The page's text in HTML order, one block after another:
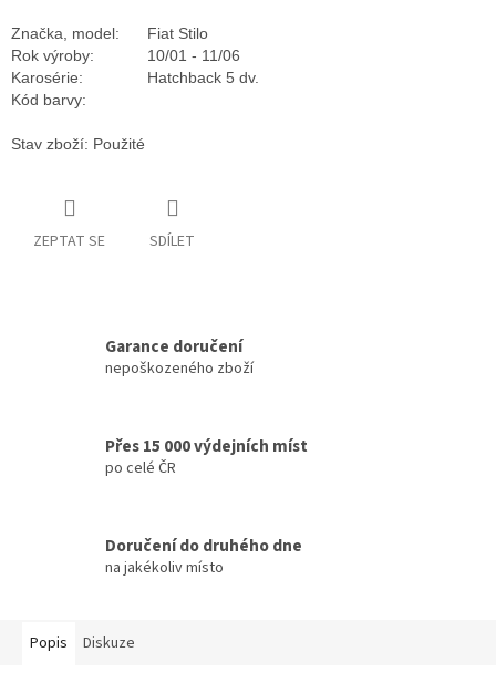
Značka, model:
Fiat Stilo
Rok výroby:
10/01 - 11/06
Karosérie:
Hatchback 5 dv.
Kód barvy:
Stav zboží: Použité
ZEPTAT SE SDÍLET
Garance doručení
nepoškozeného zboží
Přes 15 000 výdejních míst
po celé ČR
Doručení do druhého dne
na jakékoliv místo
Popis Diskuze